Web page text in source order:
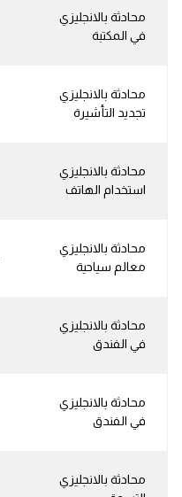
محادثة بالانجليزي
في المكتبة
محادثة بالانجليزي
تجديد التأشيرة
محادثة بالانجليزي
استخدام الهاتف
محادثة بالانجليزي
معالم سياحية
محادثة بالانجليزي
في الفندق
محادثة بالانجليزي
في الفندق
محادثة بالانجليزي